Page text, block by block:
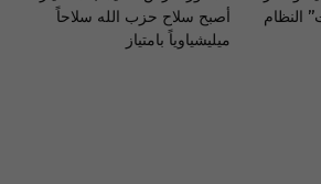
النظام
أصبح سلاح حزب الله سلاحاً
ميليشياوياً بامتياز